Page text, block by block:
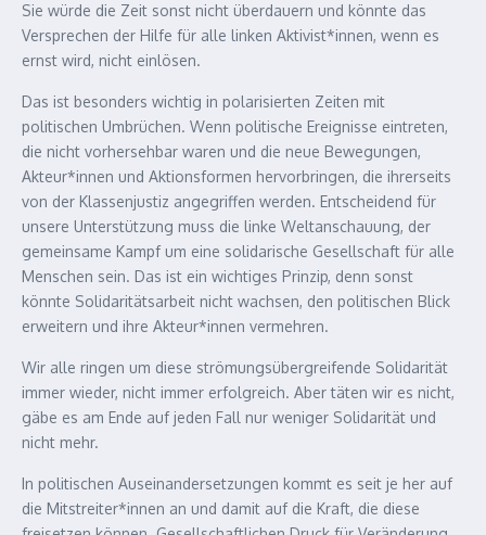
Sie würde die Zeit sonst nicht überdauern und könnte das
Versprechen der Hilfe für alle linken Aktivist*innen, wenn es
ernst wird, nicht einlösen.
Das ist besonders wichtig in polarisierten Zeiten mit
politischen Umbrüchen. Wenn politische Ereignisse eintreten,
die nicht vorhersehbar waren und die neue Bewegungen,
Akteur*innen und Aktionsformen hervorbringen, die ihrerseits
von der Klassenjustiz angegriffen werden. Entscheidend für
unsere Unterstützung muss die linke Weltanschauung, der
gemeinsame Kampf um eine solidarische Gesellschaft für alle
Menschen sein. Das ist ein wichtiges Prinzip, denn sonst
könnte Solidaritätsarbeit nicht wachsen, den politischen Blick
erweitern und ihre Akteur*innen vermehren.
Wir alle ringen um diese strömungsübergreifende Solidarität
immer wieder, nicht immer erfolgreich. Aber täten wir es nicht,
gäbe es am Ende auf jeden Fall nur weniger Solidarität und
nicht mehr.
In politischen Auseinandersetzungen kommt es seit je her auf
die Mitstreiter*innen an und damit auf die Kraft, die diese